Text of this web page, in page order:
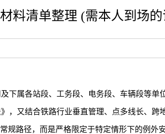
料清单整理 (需本人到场
属各站段、工务段、电务段、车辆段等单
又结合铁路行业垂直管理、点多线长、跨
规路径，而是严格限定于特定情形下的例外